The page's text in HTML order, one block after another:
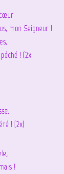
mon Seigneur !
! (2x
! (2x)
!